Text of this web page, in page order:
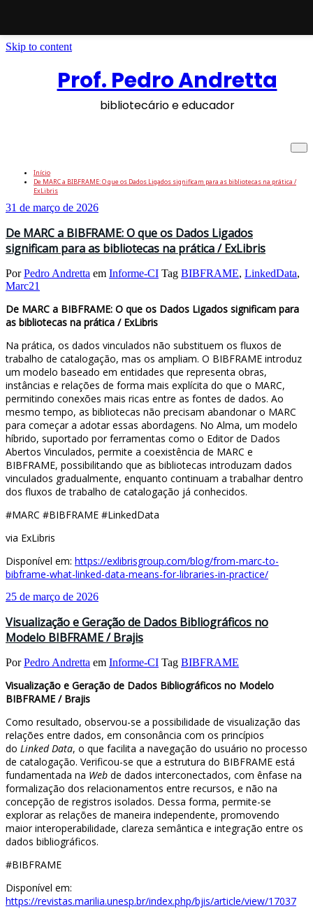
Skip to content
Prof. Pedro Andretta
bibliotecário e educador
Início
De MARC a BIBFRAME: O que os Dados Ligados significam para as bibliotecas na prática /
ExLibris
31 de março de 2026
De MARC a BIBFRAME: O que os Dados Ligados
significam para as bibliotecas na prática / ExLibris
PorPedro Andretta em Informe-CI Tag BIBFRAME, LinkedData,
Marc21
De MARC a BIBFRAME: O que os Dados Ligados significam para
as bibliotecas na prática / ExLibris
Na prática, os dados vinculados não substituem os fluxos de
trabalho de catalogação, mas os ampliam. O BIBFRAME introduz
um modelo baseado em entidades que representa obras,
instâncias e relações de forma mais explícita do que o MARC,
permitindo conexões mais ricas entre as fontes de dados. Ao
mesmo tempo, as bibliotecas não precisam abandonar o MARC
para começar a adotar essas abordagens. No Alma, um modelo
híbrido, suportado por ferramentas como o Editor de Dados
Abertos Vinculados, permite a coexistência de MARC e
BIBFRAME, possibilitando que as bibliotecas introduzam dados
vinculados gradualmente, enquanto continuam a trabalhar dentro
dos fluxos de trabalho de catalogação já conhecidos.
#MARC #BIBFRAME #LinkedData
via ExLibris
Disponível em: https://exlibrisgroup.com/blog/from-marc-to-
bibframe-what-linked-data-means-for-libraries-in-practice/
25 de março de 2026
Visualização e Geração de Dados Bibliográficos no
Modelo BIBFRAME / Brajis
PorPedro Andretta em Informe-CI Tag BIBFRAME
Visualização e Geração de Dados Bibliográficos no Modelo
BIBFRAME / Brajis
Como resultado, observou-se a possibilidade de visualização das
relações entre dados, em consonância com os princípios
do Linked Data, o que facilita a navegação do usuário no processo
de catalogação. Verificou-se que a estrutura do BIBFRAME está
fundamentada na Web de dados interconectados, com ênfase na
formalização dos relacionamentos entre recursos, e não na
concepção de registros isolados. Dessa forma, permite-se
explorar as relações de maneira independente, promovendo
maior interoperabilidade, clareza semântica e integração entre os
dados bibliográficos.
#BIBFRAME
Disponível em:
https://revistas.marilia.unesp.br/index.php/bjis/article/view/17037